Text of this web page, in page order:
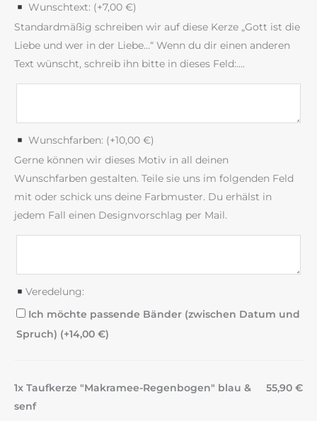
Wunschtext: (+7,00 €)
Standardmäßig schreiben wir auf diese Kerze „Gott ist die
Liebe und wer in der Liebe…“ Wenn du dir einen anderen
Text wünscht, schreib ihn bitte in dieses Feld:….
Wunschfarben: (+10,00 €)
Gerne können wir dieses Motiv in all deinen
Wunschfarben gestalten. Teile sie uns im folgenden Feld
mit oder schick uns deine Farbmuster. Du erhälst in
jedem Fall einen Designvorschlag per Mail.
Veredelung:
Ich möchte passende Bänder (zwischen Datum und
Spruch) (+14,00 €)
1x Taufkerze "Makramee-Regenbogen" blau &
senf
55,90 €